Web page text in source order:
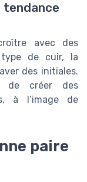
tendance
avec des
de cuir, la
des initiales.
de créer des
à l’image de
paire